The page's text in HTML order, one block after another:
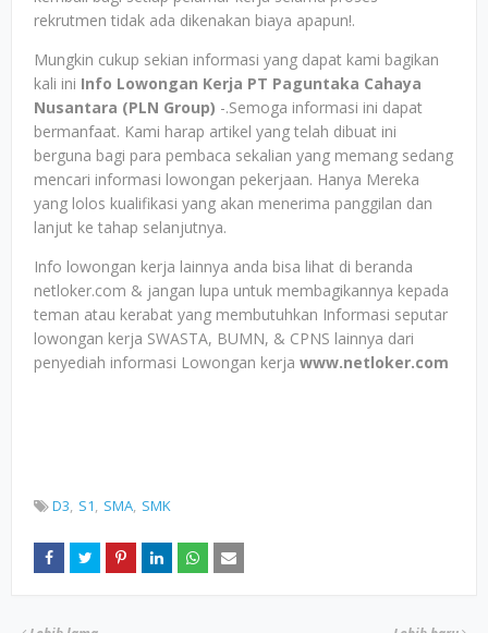
rekrutmen tidak ada dikenakan biaya apapun!.
Mungkin cukup sekian informasi yang dapat kami bagikan
kali ini Info Lowongan Kerja PT Paguntaka Cahaya
Nusantara (PLN Group) -.Semoga informasi ini dapat
bermanfaat. Kami harap artikel yang telah dibuat ini
berguna bagi para pembaca sekalian yang memang sedang
mencari informasi lowongan pekerjaan. Hanya Mereka
yang lolos kualifikasi yang akan menerima panggilan dan
lanjut ke tahap selanjutnya.
Info lowongan kerja lainnya anda bisa lihat di beranda
netloker.com & jangan lupa untuk membagikannya kepada
teman atau kerabat yang membutuhkan Informasi seputar
lowongan kerja SWASTA, BUMN, & CPNS lainnya dari
penyediah informasi Lowongan kerja www.netloker.com
D3 S1 SMA SMK